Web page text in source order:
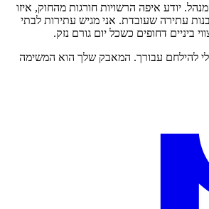
יודע איפה הרשויות חורגות מהחוק, איזו
עתירה שעובדת. אני מגיש עתירות לבתי
ביניים דחופים כשכל יום גורם נזק.
להילחם עבורך. המאבק שלך הוא המשימה